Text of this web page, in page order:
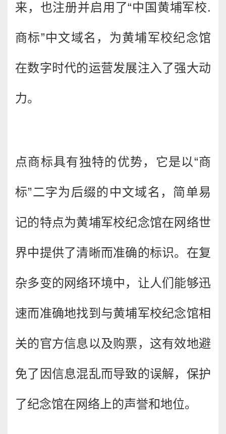
来，也注册并启用了“中国黄埔军校.
商标”中文域名，为黄埔军校纪念馆
在数字时代的运营发展注入了强大动
力。
点商标具有独特的优势，它是以“商
标”二字为后缀的中文域名，简单易
记的特点为黄埔军校纪念馆在网络世
界中提供了清晰而准确的标识。在复
杂多变的网络环境中，让人们能够迅
速而准确地找到与黄埔军校纪念馆相
关的官方信息以及购票，这有效地避
免了因信息混乱而导致的误解，保护
了纪念馆在网络上的声誉和地位。